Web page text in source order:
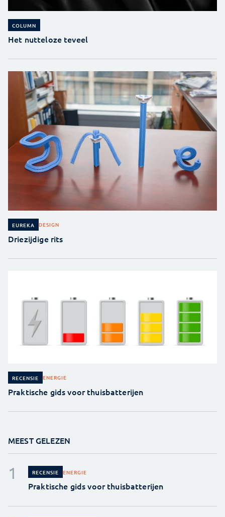
COLUMN
Het nutteloze teveel
EUREKA DESIGN
Driezijdige rits
RECENSIE ENERGIE
Praktische gids voor thuisbatterijen
MEEST GELEZEN
RECENSIE ENERGIE
Praktische gids voor thuisbatterijen